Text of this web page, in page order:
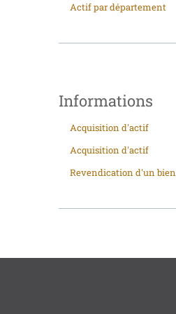
Actif par département
Informations
Acquisition d'actif
Acquisition d'actif
Revendication d'un bien